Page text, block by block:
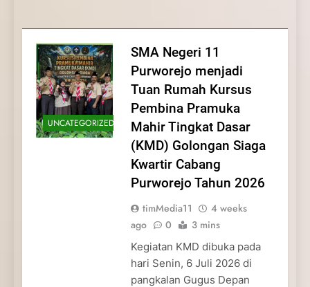
dan Pengabdian Generasi
Pramuka
Pramuka
Kepedulian
UNCATEGORIZED
SMA Negeri 11
Purworejo menjadi
Tuan Rumah Kursus
Pembina Pramuka
Mahir Tingkat Dasar
(KMD) Golongan Siaga
Kwartir Cabang
Purworejo Tahun 2026
timMedia11
4 weeks
ago
0 3 mins
Kegiatan KMD dibuka pada
hari Senin, 6 Juli 2026 di
pangkalan Gugus Depan